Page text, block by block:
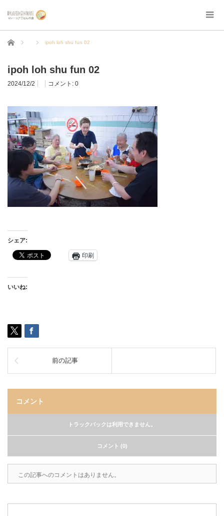
ホーム ipoh loh shu fun 02
ipoh loh shu fun 02
2024/12/2 コメント: 0
シェア:
印刷
いいね:
前の記事
コメント
トラックバックは利用できません。
コメント (0)
この記事へのコメントはありません。